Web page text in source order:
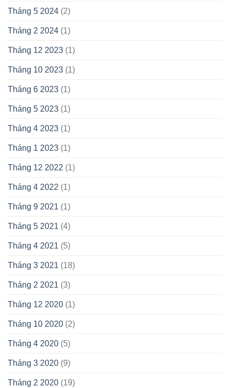
Tháng 5 2024 (2)
Tháng 2 2024 (1)
Tháng 12 2023 (1)
Tháng 10 2023 (1)
Tháng 6 2023 (1)
Tháng 5 2023 (1)
Tháng 4 2023 (1)
Tháng 1 2023 (1)
Tháng 12 2022 (1)
Tháng 4 2022 (1)
Tháng 9 2021 (1)
Tháng 5 2021 (4)
Tháng 4 2021 (5)
Tháng 3 2021 (18)
Tháng 2 2021 (3)
Tháng 12 2020 (1)
Tháng 10 2020 (2)
Tháng 4 2020 (5)
Tháng 3 2020 (9)
Tháng 2 2020 (19)